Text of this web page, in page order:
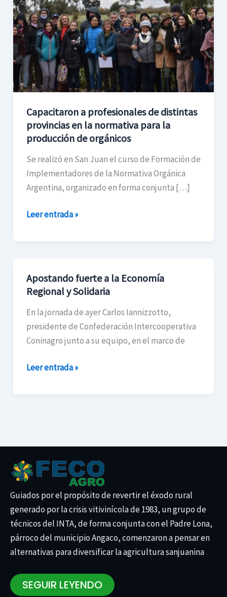
Capacitaron a profesionales de distintas
provincias en la normativa para la
producción de orgánicos
Se realizó en San Juan el curso de Formación de
Implementadores de la Normativa Orgánica
Argentina, organizado en forma conjunta […]
de
distintas
provincias
en
la
normativa
para
la
producción
de
Leer entrada »
Apostando fuerte a la Economía
Regional y Solidaria
En la jornada de ayer Carlos Iannizzotto,
presidente de Confederación Intercooperativa
Coninagro junto a su equipo, en el marco de
Apostando
fuerte
a
Economía
Regional
yLeer entrada »
Guiados por el propósito de revertir el éxodo rural
generado por la crisis vitivinícola de 1983, un grupo de
técnicos del INTA, de forma conjunta con el Padre Lona,
párroco del municipio Angaco, comenzaron a pensar en
alternativas para diversificar la agricultura sanjuanina
SEGUIR LEYENDO